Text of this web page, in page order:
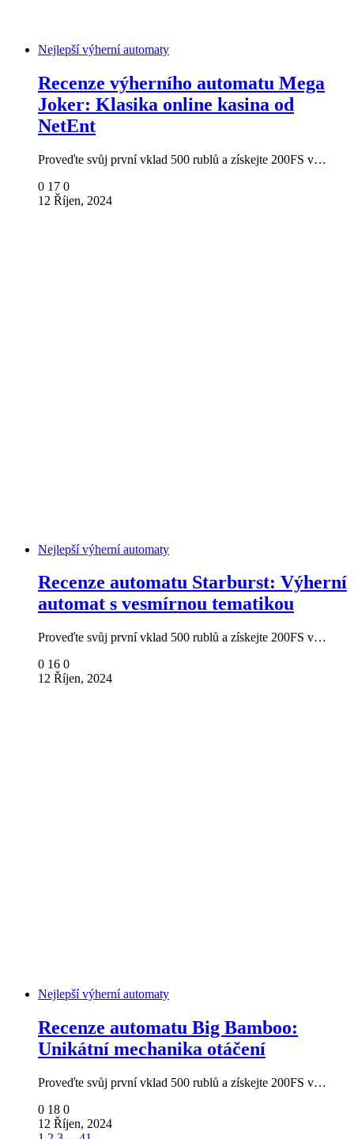
Nejlepší výherní automaty
Recenze výherního automatu Mega
Joker: Klasika online kasina od
NetEnt
Proveďte svůj první vklad 500 rublů a získejte 200FS v…
0 17 0
12 Říjen, 2024
Nejlepší výherní automaty
Recenze automatu Starburst: Výherní
automat s vesmírnou tematikou
Proveďte svůj první vklad 500 rublů a získejte 200FS v…
0 16 0
12 Říjen, 2024
Nejlepší výherní automaty
Recenze automatu Big Bamboo:
Unikátní mechanika otáčení
Proveďte svůj první vklad 500 rublů a získejte 200FS v…
0 18 0
12 Říjen, 2024